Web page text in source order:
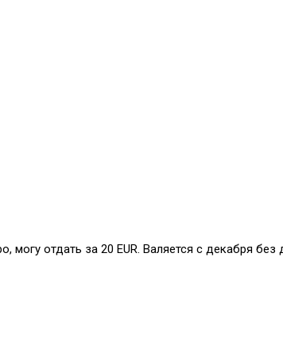
могу отдать за 20 EUR. Валяется с декабря без